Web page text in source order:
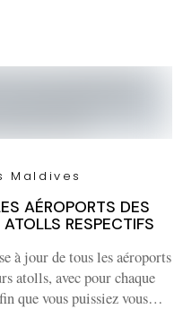
Maldives
AÉROPORTS DES
RESPECTIFS
à jour de tous les aéroports
atolls, avec pour chaque
que vous puissiez vous…